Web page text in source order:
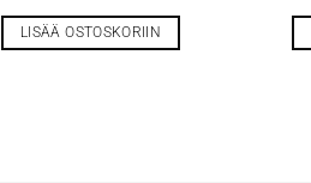
LISÄÄ OSTOSKORIIN